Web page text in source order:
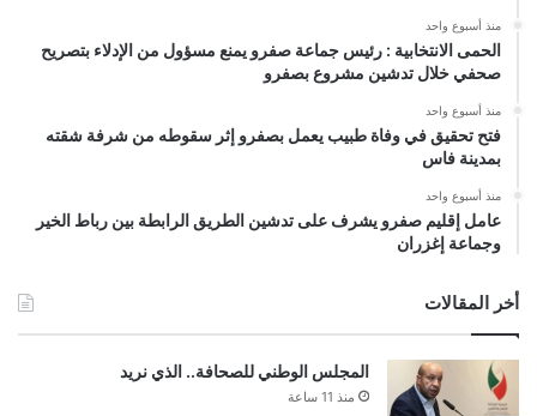
منذ أسبوع واحد
الحمى الانتخابية : رئيس جماعة صفرو يمنع مسؤول من الإدلاء بتصريح
صحفي خلال تدشين مشروع بصفرو
منذ أسبوع واحد
فتح تحقيق في وفاة طبيب يعمل بصفرو إثر سقوطه من شرفة شقته
بمدينة فاس
منذ أسبوع واحد
عامل إقليم صفرو يشرف على تدشين الطريق الرابطة بين رباط الخير
وجماعة إغزران
أخر المقالات
المجلس الوطني للصحافة.. الذي نريد
منذ 11 ساعة